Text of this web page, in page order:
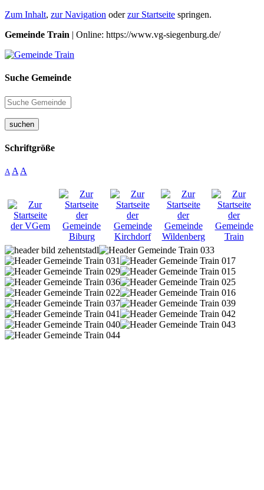
Zum Inhalt, zur Navigation oderzur Startseite springen.
Gemeinde Train | Online: https://www.vg-siegenburg.de/
Suche Gemeinde
suchen
Schriftgröße
A A A